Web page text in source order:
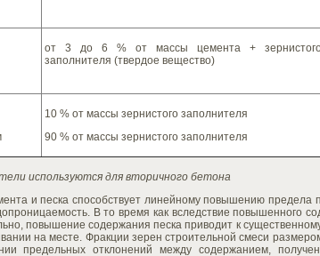
от 3 до 6 % от массы цемента +
заполнителя (твердое вещество)
10 % от массы зернистого заполнителя
90 % от массы зернистого заполнителя
используются для вторичного бетона
и песка способствует линейному повышению предела
В то время как вследствие повышенного
повышение содержания песка приводит к
на месте. Фракции зерен строительной смеси
предельных отклонений между содержанием,